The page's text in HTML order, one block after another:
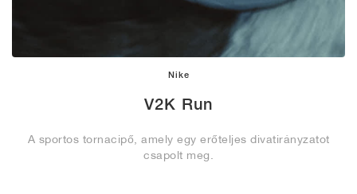
Nike
V2K Run
A sportos tornacipő, amely egy erőteljes divatirányzatot
csapolt meg.